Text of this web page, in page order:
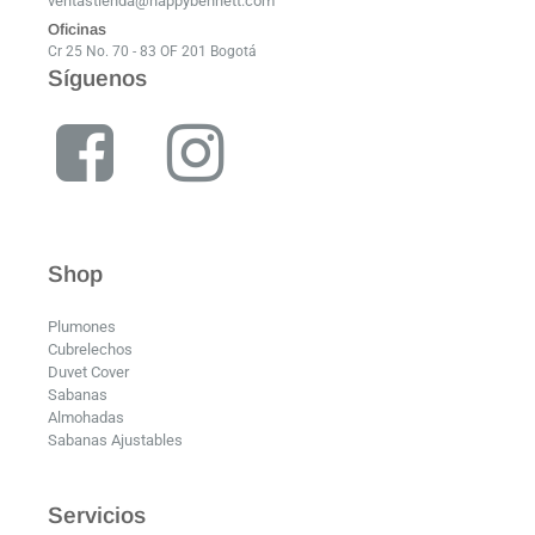
Oficinas
Cr 25 No. 70 - 83 OF 201 Bogotá
Síguenos
Shop
Plumones
Cubrelechos
Duvet Cover
Sabanas
Almohadas
Sabanas Ajustables
Servicios